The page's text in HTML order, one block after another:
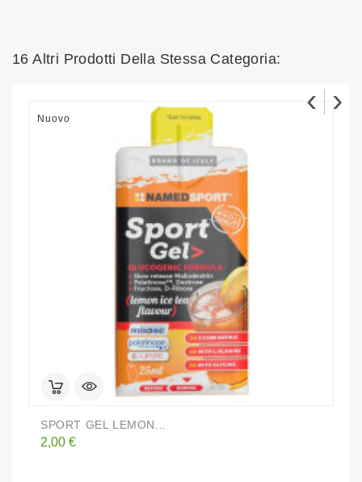
16 Altri Prodotti Della Stessa Categoria:
Nuovo
SPORT GEL LEMON...
Prezzo
2,00 €
‹ ›